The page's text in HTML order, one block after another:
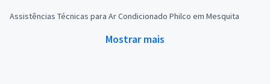
Assistências Técnicas para Ar Condicionado Philco em Mesquita
Mostrar mais